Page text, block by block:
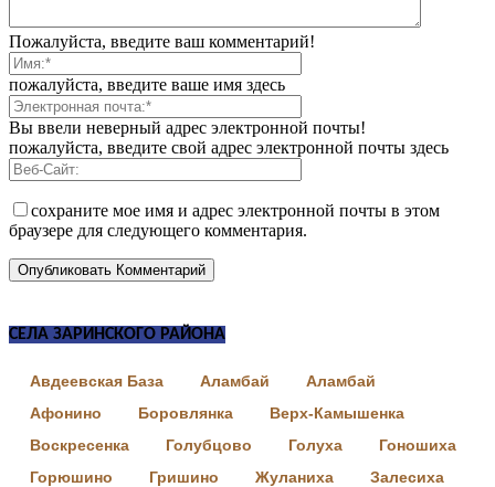
Пожалуйста, введите ваш комментарий!
пожалуйста, введите ваше имя здесь
Вы ввели неверный адрес электронной почты!
пожалуйста, введите свой адрес электронной почты здесь
сохраните мое имя и адрес электронной почты в этом
браузере для следующего комментария.
СЕЛА ЗАРИНСКОГО РАЙОНА
Авдеевская База Аламбай
Аламбай
Афонино
Боровлянка
Верх-Камышенка
Воскресенка
Голубцово Голуха
Гоношиха
Горюшино
Гришино Жуланиха
Залесиха